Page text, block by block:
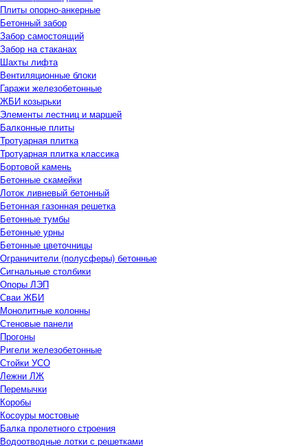
Плиты опорно-анкерные
Бетонный забор
Забор самостоящий
Забор на стаканах
Шахты лифта
Вентиляционные блоки
Гаражи железобетонные
ЖБИ козырьки
Элементы лестниц и маршей
Балконные плиты
Тротуарная плитка
Тротуарная плитка классика
Бортовой камень
Бетонные скамейки
Лоток ливневый бетонный
Бетонная газонная решетка
Бетонные тумбы
Бетонные урны
Бетонные цветочницы
Ограничители (полусферы) бетонные
Сигнальные столбики
Опоры ЛЭП
Сваи ЖБИ
Монолитные колонны
Стеновые панели
Прогоны
Ригели железобетонные
Стойки УСО
Лежни ЛЖ
Перемычки
Коробы
Косоуры мостовые
Балка пролетного строения
Водоотводные лотки с решетками